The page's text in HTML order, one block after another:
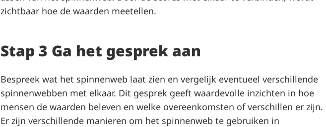
zichtbaar hoe de waarden meetellen.
Stap 3 Ga het gesprek aan
Bespreek wat het spinnenweb laat zien en vergelijk eventueel verschillende
spinnenwebben met elkaar. Dit gesprek geeft waardevolle inzichten in hoe
mensen de waarden beleven en welke overeenkomsten of verschillen er zijn.
Er zijn verschillende manieren om het spinnenweb te gebruiken in